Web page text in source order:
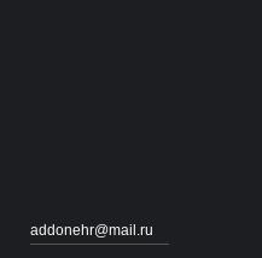
addonehr@mail.ru